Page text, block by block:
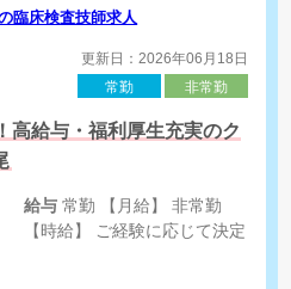
臨床検査技師求人
更新日：2026年06月18日
常勤
非常勤
高給与・福利厚生充実のク
給与
【時給】 ご経験に応じて決定